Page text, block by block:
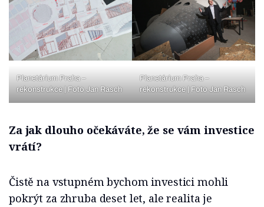
Planetárium Praha –
rekonstrukce | Foto Jan Rasch
Planetárium Praha –
rekonstrukce | Foto Jan Rasch
Za jak dlouho očekáváte, že se vám investice
vrátí?
Čistě na vstupném bychom investici mohli
pokrýt za zhruba deset let, ale realita je